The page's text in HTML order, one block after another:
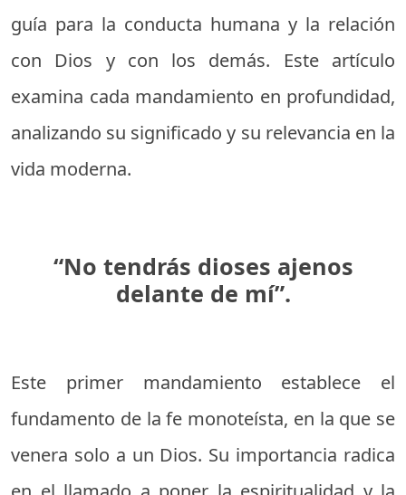
guía para la conducta humana y la relación
con Dios y con los demás. Este artículo
examina cada mandamiento en profundidad,
analizando su significado y su relevancia en la
vida moderna.
“No tendrás dioses ajenos
delante de mí”.
Este primer mandamiento establece el
fundamento de la fe monoteísta, en la que se
venera solo a un Dios. Su importancia radica